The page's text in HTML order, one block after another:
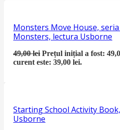
Monsters Move House,
Monsters, lectura Usborne
49,00lei Prețul inițial a fost:
curent este: 39,00 lei.
Starting School Activity
Usborne